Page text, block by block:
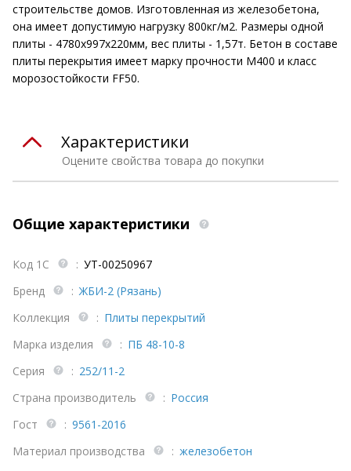
строительстве домов. Изготовленная из железобетона,
она имеет допустимую нагрузку 800кг/м2. Размеры одной
плиты - 4780х997х220мм, вес плиты - 1,57т. Бетон в составе
плиты перекрытия имеет марку прочности М400 и класс
морозостойкости FF50.
Оцените свойства товара до покупки
Характеристики
Общие характеристики
Код 1С : УТ-00250967
Бренд
: ЖБИ-2 (Рязань)
Коллекция
: Плиты перекрытий
Марка изделия
: ПБ 48-10-8
Серия
: 252/11-2
Страна производитель
: Россия
Гост
: 9561-2016
Материал производства
: железобетон